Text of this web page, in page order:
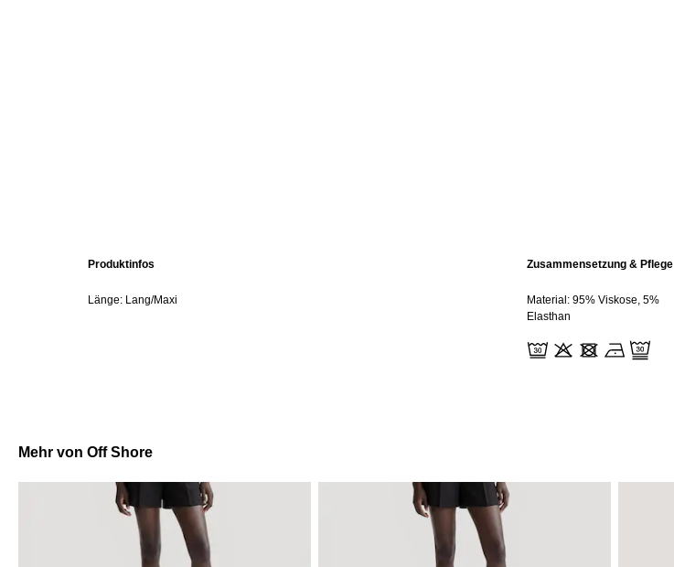
Produktinfos
Länge: Lang/Maxi
Zusammensetzung & Pflege
Material: 95% Viskose, 5%
Elasthan
Mehr von Off Shore